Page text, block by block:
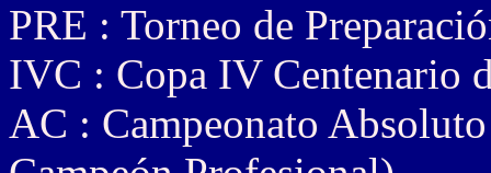
PRE : Torneo de
IVC : Copa IV Centenario
AC : Campeonato